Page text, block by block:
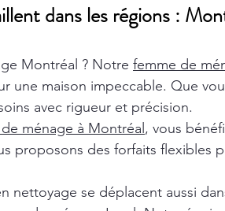
dans les régions :
Montréal ? Notre femme de
une maison impeccable. Que
avec rigueur et précision.
ménage à Montréal , vous
proposons des forfaits flexibles
nettoyage se déplacent aussi